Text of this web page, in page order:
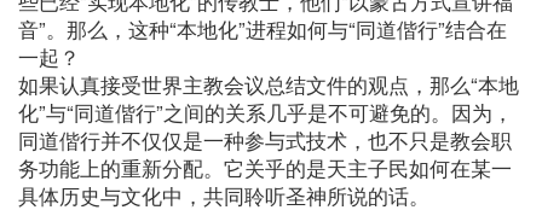
音”。那么，这种“本地化”进程如何与“同道偕行”结合在
一起？
如果认真接受世界主教会议总结文件的观点，那么“本地
化”与“同道偕行”之间的关系几乎是不可避免的。因为，
同道偕行并不仅仅是一种参与式技术，也不只是教会职
务功能上的重新分配。它关乎的是天主子民如何在某一
具体历史与文化中，共同聆听圣神所说的话。